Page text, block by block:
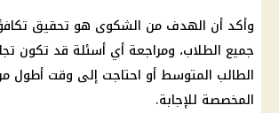
وأكد أن الهدف من الشكوى هو تحقيق
جميع الطلاب، ومراجعة أي أسئلة قد تكون
الطالب المتوسط أو احتاجت إلى وقت أطول
المخصصة للإجابة.